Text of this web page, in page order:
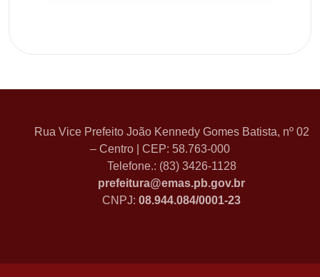
Rua Vice Prefeito João Kennedy Gomes Batista, nº 02
– Centro | CEP: 58.763-000
Telefone.: (83) 3426-1128
prefeitura@emas.pb.gov.br
CNPJ: 08.944.084/0001-23